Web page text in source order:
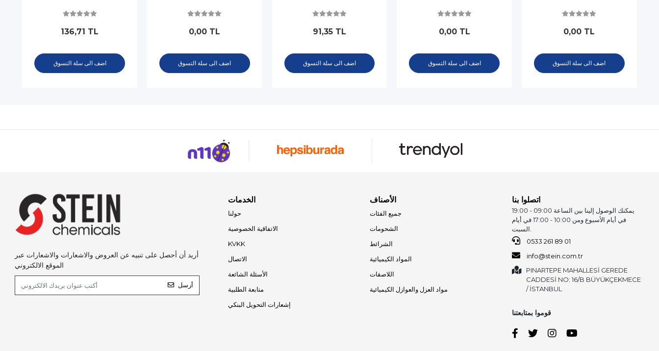
136,71 TL
اضف الى سلة التسوق
0,00 TL
اضف الى سلة التسوق
91,35 TL
اضف الى سلة التسوق
0,00 TL
اضف الى سلة التسوق
0,00 TL
اضف الى سلة التسوق
أريد أن أحصل على تنبيه عن العروض والاشعارات والاشعارات عبر
الموقع الالكتروني
أرسل
الخدمات
حولنا
الاتفاقية الخصوصية
KVKK
الاتصال
الأسئلة الشائعة
متابعة الطلبية
إشعارات التحويل البنكي
الأصناف
جميع الفئات
الشحومات
الشرائط
المواد الكيميائية
اللاصقات
مواد العزل والعوازل الكيميائية
اتصلوا بنا
يمكنك الوصول إلينا بين الساعة 09:00 - 19:00
في أيام الأسبوع ومن 10:00 - 17:00 في أيام
0533 261 89 01
info@stein.com.tr
PINARTEPE MAHALLESİ GEREDE
CADDESİ NO: 16/B BÜYÜKÇEKMECE
/ İSTANBUL
قوموا بمتابعتنا